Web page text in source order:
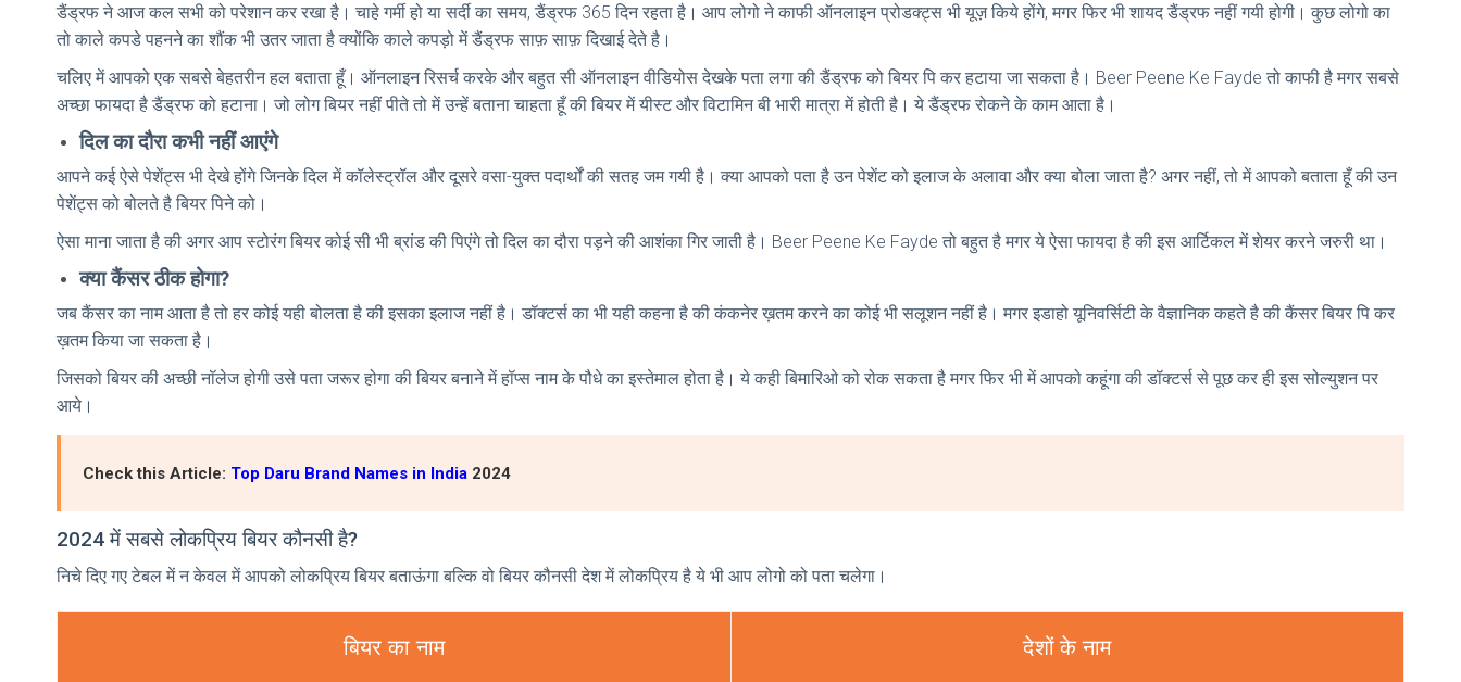
डैंड्रफ ने आज कल सभी को परेशान कर रखा है। चाहे गर्मी हो या सर्दी का समय, डैंड्रफ 365 दिन रहता है। आप लोगो ने काफी ऑनलाइन प्रोडक्ट्स भी यूज़ किये होंगे, मगर फिर भी शायद डैंड्रफ नहीं गयी होगी। कुछ लोगो का
तो काले कपडे पहनने का शौंक भी उतर जाता है क्योंकि काले कपड़ो में डैंड्रफ साफ़ साफ़ दिखाई देते है।
चलिए में आपको एक सबसे बेहतरीन हल बताता हूँ। ऑनलाइन रिसर्च करके और बहुत सी ऑनलाइन वीडियोस देखके पता लगा की डैंड्रफ को बियर पि कर हटाया जा सकता है। Beer Peene Ke Fayde तो काफी है मगर सबसे
अच्छा फायदा है डैंड्रफ को हटाना। जो लोग बियर नहीं पीते तो में उन्हें बताना चाहता हूँ की बियर में यीस्ट और विटामिन बी भारी मात्रा में होती है। ये डैंड्रफ रोकने के काम आता है।
दिल का दौरा कभी नहीं आएंगे
आपने कई ऐसे पेशेंट्स भी देखे होंगे जिनके दिल में कॉलेस्ट्रॉल और दूसरे वसा-युक्त पदार्थों की सतह जम गयी है। क्या आपको पता है उन पेशेंट को इलाज के अलावा और क्या बोला जाता है? अगर नहीं, तो में आपको बताता हूँ की उन
पेशेंट्स को बोलते है बियर पिने को।
ऐसा माना जाता है की अगर आप स्टोरंग बियर कोई सी भी ब्रांड की पिएंगे तो दिल का दौरा पड़ने की आशंका गिर जाती है। Beer Peene Ke Fayde तो बहुत है मगर ये ऐसा फायदा है की इस आर्टिकल में शेयर करने जरुरी था।
क्या कैंसर ठीक होगा?
जब कैंसर का नाम आता है तो हर कोई यही बोलता है की इसका इलाज नहीं है। डॉक्टर्स का भी यही कहना है की कंकनेर ख़तम करने का कोई भी सलूशन नहीं है। मगर इडाहो यूनिवर्सिटी के वैज्ञानिक कहते है की कैंसर बियर पि कर
ख़तम किया जा सकता है।
जिसको बियर की अच्छी नॉलेज होगी उसे पता जरूर होगा की बियर बनाने में हॉप्स नाम के पौधे का इस्तेमाल होता है। ये कही बिमारिओ को रोक सकता है मगर फिर भी में आपको कहूंगा की डॉक्टर्स से पूछ कर ही इस सोल्युशन पर
आये।
Check this Article: Top Daru Brand Names in India 2024
2024 में सबसे लोकप्रिय बियर कौनसी है?
निचे दिए गए टेबल में न केवल में आपको लोकप्रिय बियर बताऊंगा बल्कि वो बियर कौनसी देश में लोकप्रिय है ये भी आप लोगो को पता चलेगा।
बियर का नाम देशों के नाम